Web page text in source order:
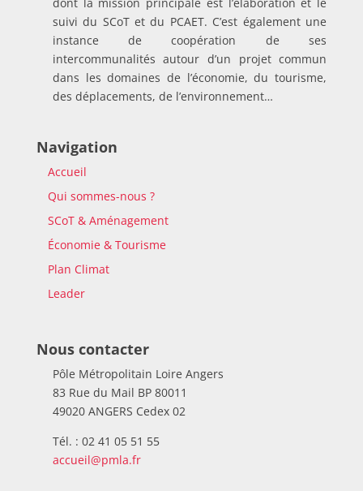
dont la mission principale est l’élaboration et le
suivi du SCoT et du PCAET. C’est également une
instance de coopération de ses
intercommunalités autour d’un projet commun
dans les domaines de l’économie, du tourisme,
des déplacements, de l’environnement…
Navigation
Accueil
Qui sommes-nous ?
SCoT & Aménagement
Économie & Tourisme
Plan Climat
Leader
Nous contacter
Pôle Métropolitain Loire Angers
83 Rue du Mail BP 80011
49020 ANGERS Cedex 02
Tél. : 02 41 05 51 55
accueil@pmla.fr